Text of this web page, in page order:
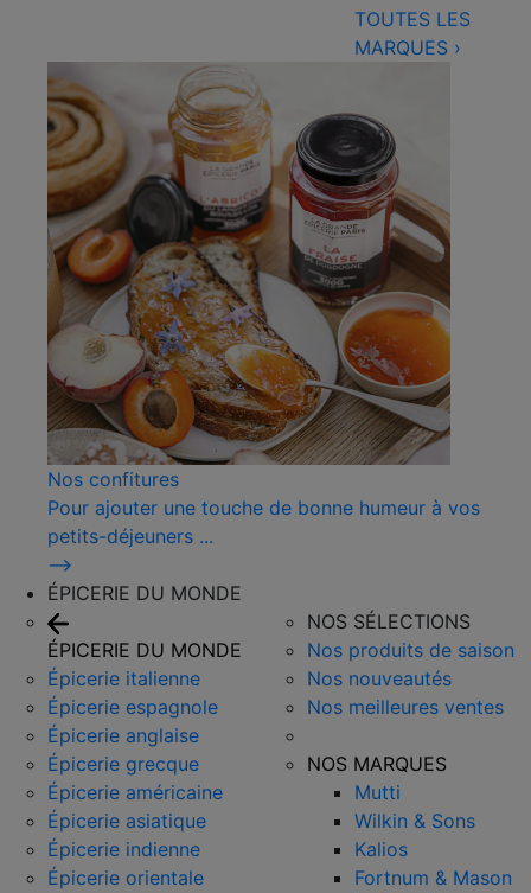
TOUTES LES
MARQUES ›
Nos confitures
Pour ajouter une touche de bonne humeur à vos
petits-déjeuners ...
⟶
ÉPICERIE DU MONDE
ÉPICERIE DU MONDE
Épicerie italienne
Épicerie espagnole
Épicerie anglaise
Épicerie grecque
Épicerie américaine
Épicerie asiatique
Épicerie indienne
Épicerie orientale
NOS SÉLECTIONS
Nos produits de saison
Nos nouveautés
Nos meilleures ventes
NOS MARQUES
Mutti
Wilkin & Sons
Kalios
Fortnum & Mason